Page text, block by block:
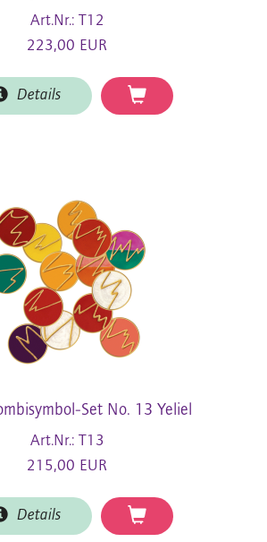
Art.Nr.: T12
223,00 EUR
Details
Set No. 13 Yeliel
Art.Nr.: T13
215,00 EUR
Details